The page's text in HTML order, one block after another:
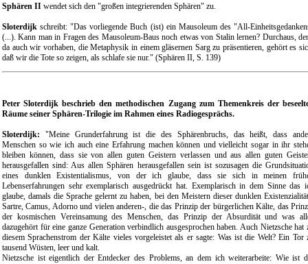
Sphären II wendet sich den "großen integrierenden Sphären" zu.
Sloterdijk schreibt: "Das vorliegende Buch (ist) ein Mausoleum des "All-
(...). Kann man in Fragen des Mausoleum-Baus noch etwas von Stalin lernen? Durchaus,
da auch wir vorhaben, die Metaphysik in einem gläsernen Sarg zu präsentieren, gehört es
daß wir die Tote so zeigen, als schlafe sie nur." (Sphären II, S. 139)
Peter Sloterdijk beschrieb den methodischen Zugang zum Themenkreis der
Räume seiner Sphären-Trilogie im Rahmen eines Radiogesprächs.
Sloterdijk: "Meine Grunderfahrung ist die des Sphärenbruchs, das heißt, dass
Menschen so wie ich auch eine Erfahrung machen können und vielleicht sogar in ihr
bleiben können, dass sie von allen guten Geistern verlassen und aus allen guten
herausgefallen sind: Aus allen Sphären herausgefallen sein ist sozusagen die
eines dunklen Existentialismus, von der ich glaube, dass sie sich in meinen
Lebenserfahrungen sehr exemplarisch ausgedrückt hat. Exemplarisch in dem Sinne das
glaube, damals die Sprache gelernt zu haben, bei den Meistern dieser dunklen
Sartre, Camus, Adorno und vielen anderen-, die das Prinzip der bürgerlichen Kälte, das
der kosmischen Vereinsamung des Menschen, das Prinzip der Absurdität und was
dazugehört für eine ganze Generation verbindlich ausgesprochen haben. Auch Nietzsche hat
diesem Sprachenstrom der Kälte vieles vorgeleistet als er sagte: Was ist die Welt? Ein Tor
tausend Wüsten, leer und kalt.
Nietzsche ist eigentlich der Entdecker des Problems, an dem ich weiterarbeite: Wie ist